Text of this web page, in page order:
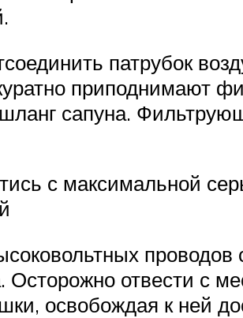
патрубок
приподнимают
сапуна.
с максимальной
Осторожно отвести с
освобождая к ней